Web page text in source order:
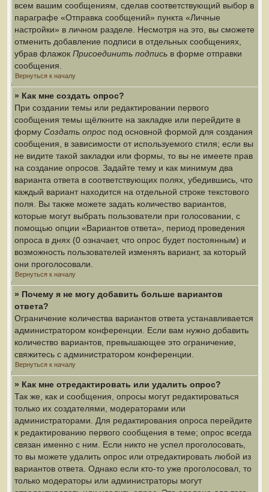
всем вашим сообщениям, сделав соответствующий выбор в
параграфе «Отправка сообщений» пункта «Личные
настройки» в личном разделе. Несмотря на это, вы сможете
отменить добавление подписи в отдельных сообщениях,
убрав флажок Присоединить подпись в форме отправки
сообщения.
Вернуться к началу
» Как мне создать опрос?
При создании темы или редактировании первого
сообщения темы щёлкните на закладке или перейдите в
форму Создать опрос под основной формой для создания
сообщения, в зависимости от используемого стиля; если вы
не видите такой закладки или формы, то вы не имеете прав
на создание опросов. Задайте тему и как минимум два
варианта ответа в соответствующих полях, убедившись, что
каждый вариант находится на отдельной строке текстового
поля. Вы также можете задать количество вариантов,
которые могут выбрать пользователи при голосовании, с
помощью опции «Вариантов ответа», период проведения
опроса в днях (0 означает, что опрос будет постоянным) и
возможность пользователей изменять вариант, за который
они проголосовали.
Вернуться к началу
» Почему я не могу добавить больше вариантов
ответа?
Ограничение количества вариантов ответа устанавливается
администратором конференции. Если вам нужно добавить
количество вариантов, превышающее это ограничение,
свяжитесь с администратором конференции.
Вернуться к началу
» Как мне отредактировать или удалить опрос?
Так же, как и сообщения, опросы могут редактироваться
только их создателями, модераторами или
администраторами. Для редактирования опроса перейдите
к редактированию первого сообщения в теме; опрос всегда
связан именно с ним. Если никто не успел проголосовать,
то вы можете удалить опрос или отредактировать любой из
вариантов ответа. Однако если кто-то уже проголосовал, то
только модераторы или администраторы могут